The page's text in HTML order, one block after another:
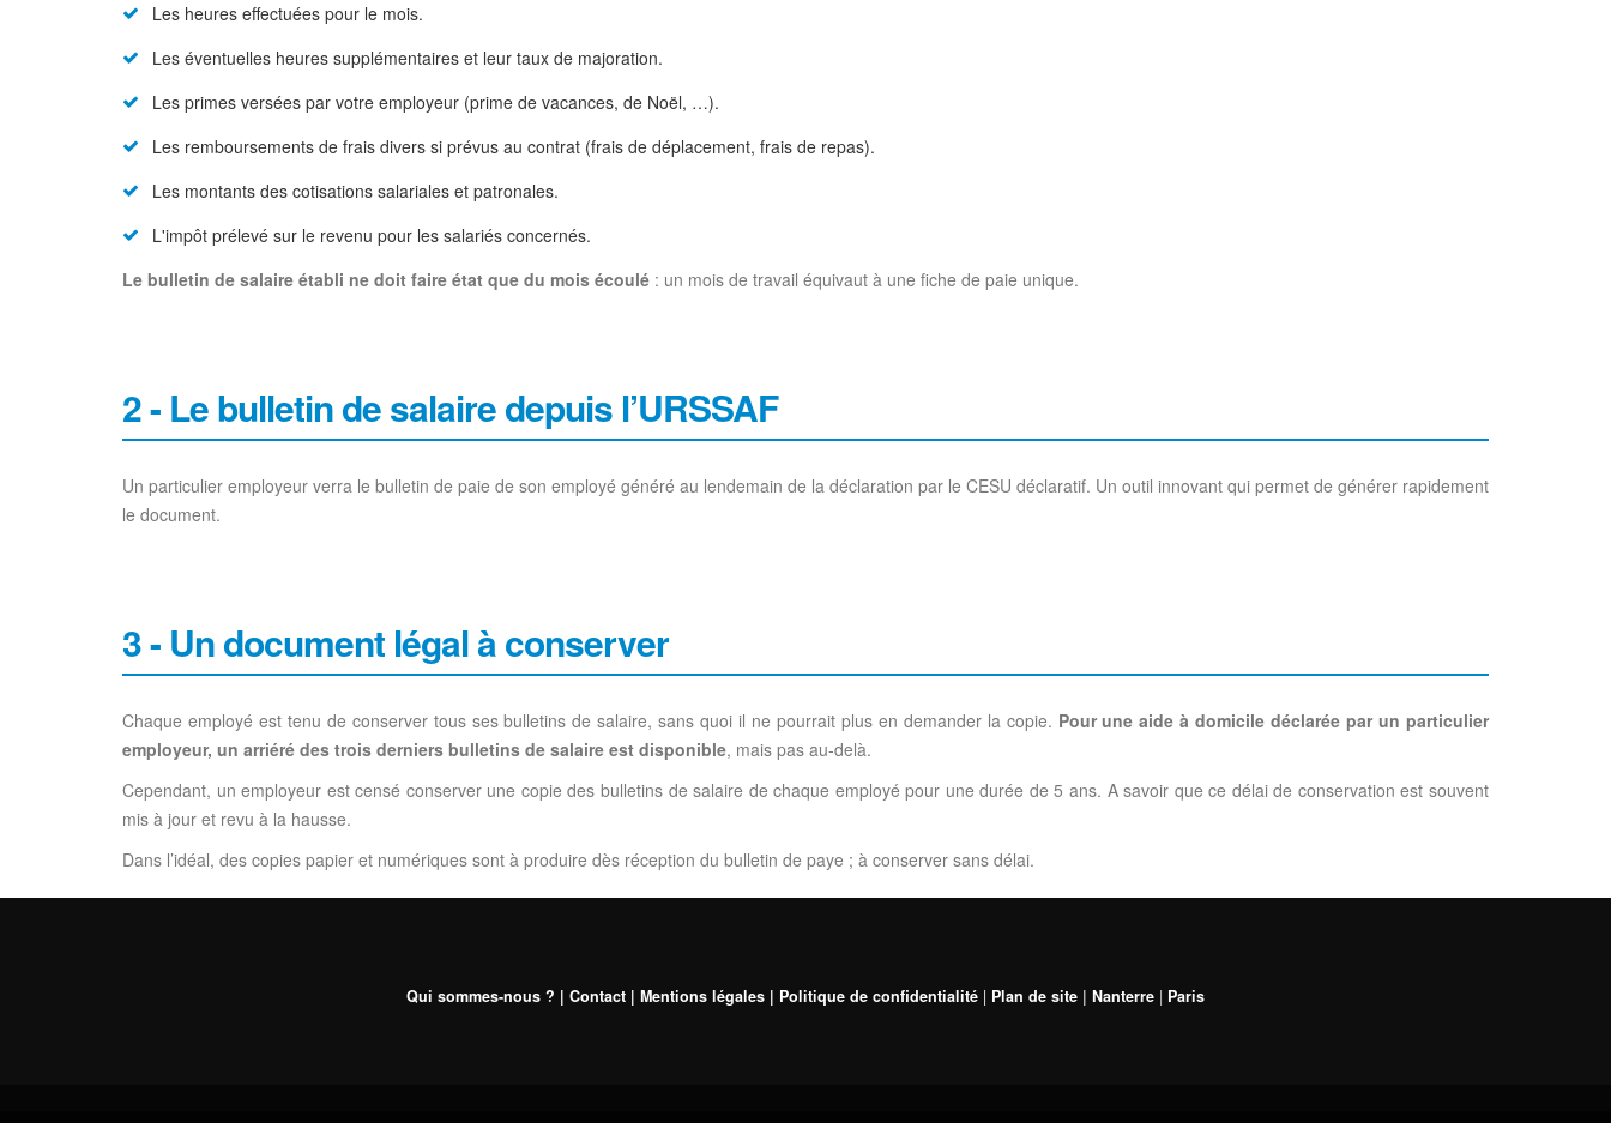
Les heures effectuées pour le mois.
Les éventuelles heures supplémentaires et leur taux de majoration.
Les primes versées par votre employeur (prime de vacances, de Noël, …).
Les remboursements de frais divers si prévus au contrat (frais de déplacement, frais de repas).
Les montants des cotisations salariales et patronales.
L'impôt prélevé sur le revenu pour les salariés concernés.
Le bulletin de salaire établi ne doit faire état que du mois écoulé : un mois de travail équivaut à une fiche de paie unique.
2 - Le bulletin de salaire depuis l’URSSAF
Un particulier employeur verra le bulletin de paie de son employé généré au lendemain de la déclaration par le CESU déclaratif. Un outil innovant qui permet de générer rapidement
le document.
3 - Un document légal à conserver
Chaque employé est tenu de conserver tous ses bulletins de salaire, sans quoi il ne pourrait plus en demander la copie. Pour une aide à domicile déclarée par un particulier
employeur, un arriéré des trois derniers bulletins de salaire est disponible, mais pas au-delà.
Cependant, un employeur est censé conserver une copie des bulletins de salaire de chaque employé pour une durée de 5 ans. A savoir que ce délai de conservation est souvent
mis à jour et revu à la hausse.
Dans l’idéal, des copies papier et numériques sont à produire dès réception du bulletin de paye ; à conserver sans délai.
Qui sommes-nous ? | Contact | Mentions légales | Politique de confidentialité | Plan de site | Nanterre | Paris